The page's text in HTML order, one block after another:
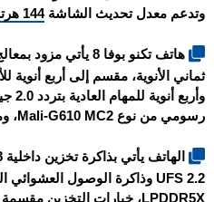
وتدعم معدل تحديث الشاشة144 هرتز
هاتفتكنو بوفا 8 يأتي مزود
رسومي من نوع Mali-G610 MC2، ومصنَّع بدقة تصنيع 6 نانومتر.